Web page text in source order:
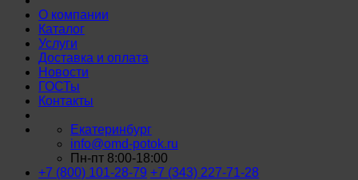
О компании
Каталог
Услуги
Доставка и оплата
Новости
ГОСТы
Контакты
Екатеринбург
info@omd-potok.ru
Пн-пт 8:00-18:00
+7 (800) 101-28-79 +7 (343) 227-71-28